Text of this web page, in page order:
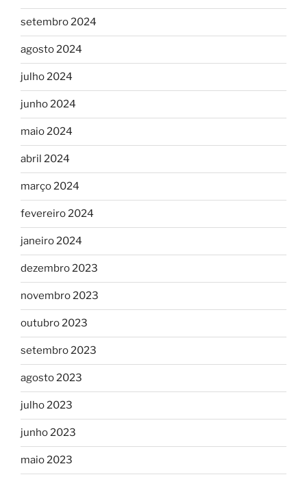
setembro 2024
agosto 2024
julho 2024
junho 2024
maio 2024
abril 2024
março 2024
fevereiro 2024
janeiro 2024
dezembro 2023
novembro 2023
outubro 2023
setembro 2023
agosto 2023
julho 2023
junho 2023
maio 2023